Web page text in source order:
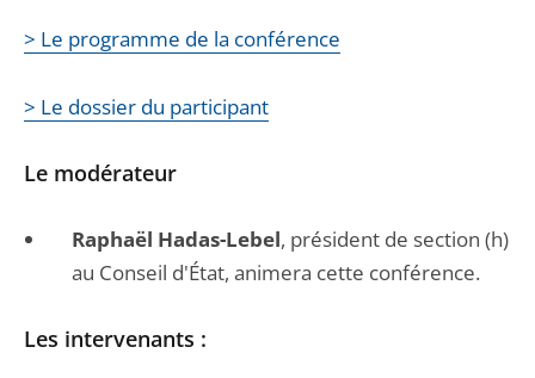
> Le programme de la conférence
> Le dossier du participant
Le modérateur
Raphaël Hadas-Lebel, président de section (h)
au Conseil d'État, animera cette conférence.
Les intervenants :